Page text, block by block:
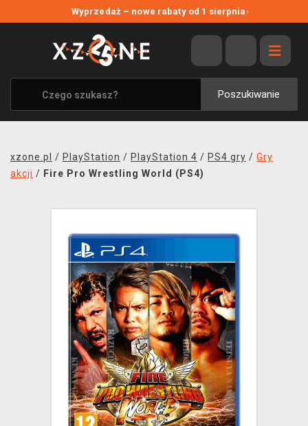
Wyprzedaż – nowe rabaty od 1 sierpnia›
Poszukiwanie
WYPRZEDAŻ
WSZYSTKIE MARKI
XZONE ORIGINALS
UBRANIA I AKCESORIA
SOUNDTRACKI
TRANSPORT
XZONE KLUB
xzone.pl / PlayStation / PlayStation 4 / PS4 gry / Gry
akcji / Fire Pro Wrestling World (PS4)